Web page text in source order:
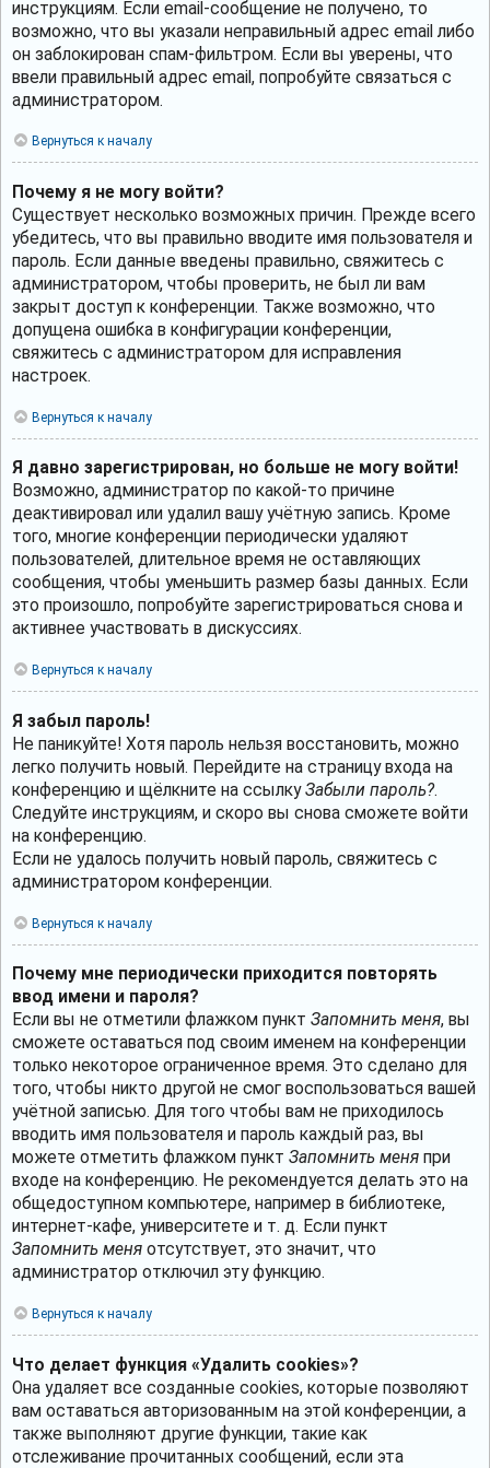
инструкциям. Если email-сообщение не получено, то
возможно, что вы указали неправильный адрес email либо
он заблокирован спам-фильтром. Если вы уверены, что
ввели правильный адрес email, попробуйте связаться с
администратором.
Вернуться к началу
Почему я не могу войти?
Существует несколько возможных причин. Прежде всего
убедитесь, что вы правильно вводите имя пользователя и
пароль. Если данные введены правильно, свяжитесь с
администратором, чтобы проверить, не был ли вам
закрыт доступ к конференции. Также возможно, что
допущена ошибка в конфигурации конференции,
свяжитесь с администратором для исправления
настроек.
Вернуться к началу
Я давно зарегистрирован, но больше не могу войти!
Возможно, администратор по какой-то причине
деактивировал или удалил вашу учётную запись. Кроме
того, многие конференции периодически удаляют
пользователей, длительное время не оставляющих
сообщения, чтобы уменьшить размер базы данных. Если
это произошло, попробуйте зарегистрироваться снова и
активнее участвовать в дискуссиях.
Вернуться к началу
Я забыл пароль!
Не паникуйте! Хотя пароль нельзя восстановить, можно
легко получить новый. Перейдите на страницу входа на
конференцию и щёлкните на ссылкуЗабыли пароль?.
Следуйте инструкциям, и скоро вы снова сможете войти
на конференцию.
Если не удалось получить новый пароль, свяжитесь с
администратором конференции.
Вернуться к началу
Почему мне периодически приходится повторять
ввод имени и пароля?
Если вы не отметили флажком пункт Запомнить меня, вы
сможете оставаться под своим именем на конференции
только некоторое ограниченное время. Это сделано для
того, чтобы никто другой не смог воспользоваться вашей
учётной записью. Для того чтобы вам не приходилось
вводить имя пользователя и пароль каждый раз, вы
можете отметить флажком пункт Запомнить меня при
входе на конференцию. Не рекомендуется делать это на
общедоступном компьютере, например в библиотеке,
интернет-кафе, университете и т. д. Если пункт
Запомнить меня отсутствует, это значит, что
администратор отключил эту функцию.
Вернуться к началу
Что делает функция «Удалить cookies»?
Она удаляет все созданные cookies, которые позволяют
вам оставаться авторизованным на этой конференции, а
также выполняют другие функции, такие как
отслеживание прочитанных сообщений, если эта